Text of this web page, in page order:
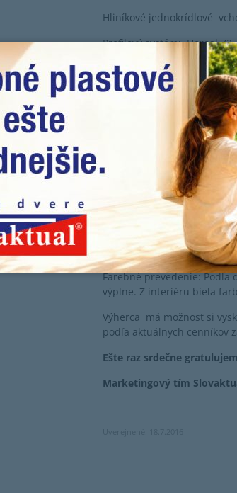
Hliníkové jednokrídlové
Profilový systém: Heroal 72
Rozmer: 1100 mm x 2200
Farebné prevedenie:
systému. Z interiéru biela
Vonkajšie kovanie: Guľa /
Typ dvernej výplne: HPL
Hrúbka dvernej výplne: 24
Jadro dvernej výplne: XPS
Presklenie: bezpríplatkové.
Zoznam bezpríplatkových
Farebné prevedenie: Podľa
výplne. Z interiéru biela
Výherca má možnosť si
podľa aktuálnych cenníkov
Ešte raz srdečne
Marketingový tím